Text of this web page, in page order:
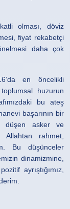
olması, döviz
fiyat rekabetçi
daha çok
en öncelikli
huzurun
bu ateş
başarının bir
düşen asker ve
Allahtan rahmet,
Bu düşünceler
dinamizmine,
ayrıştığımız,